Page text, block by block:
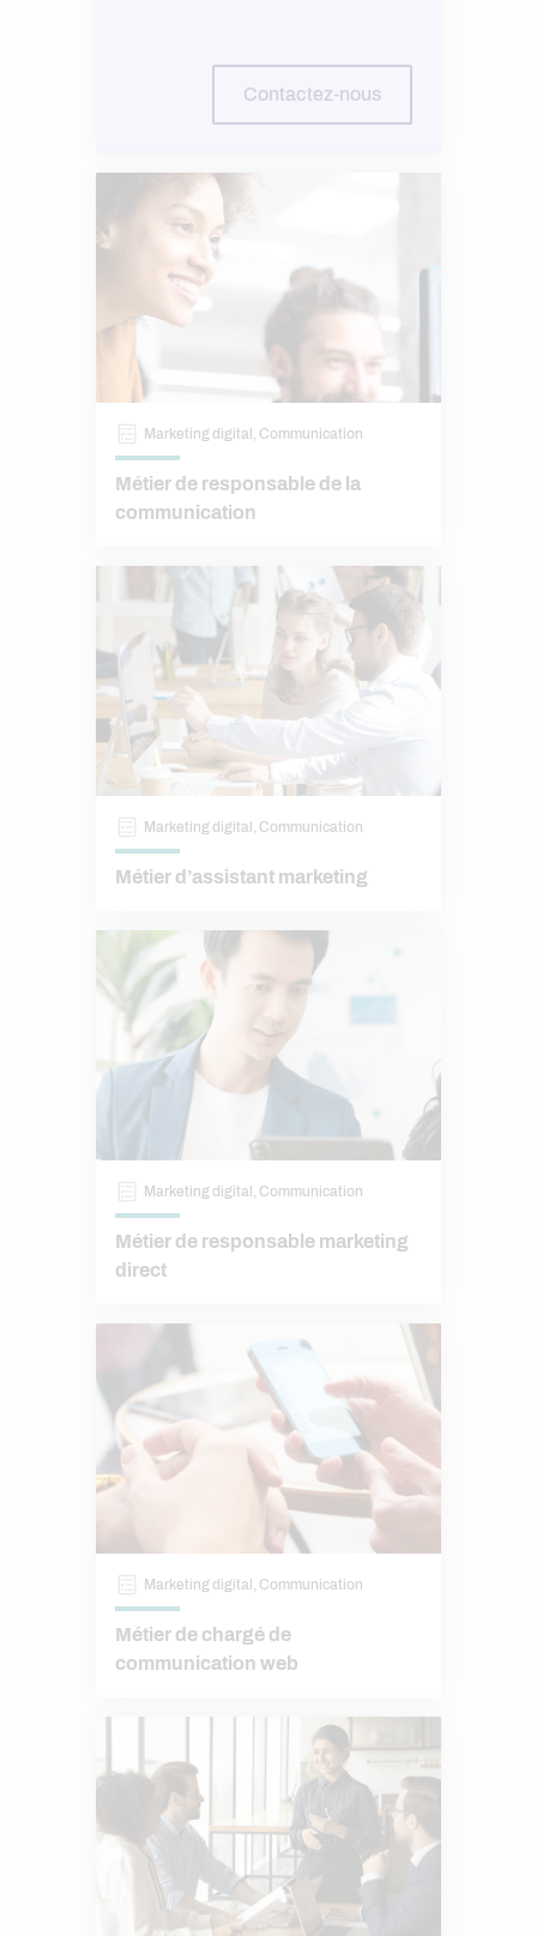
Contactez-nous
Marketing digital, Communication
Métier de responsable de la
communication
Marketing digital, Communication
Métier d’assistant marketing
Marketing digital, Communication
Métier de responsable marketing
direct
Marketing digital, Communication
Métier de chargé de
communication web